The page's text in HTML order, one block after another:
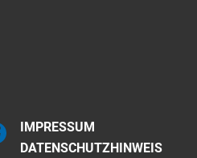
IMPRESSUM
DATENSCHUTZHINWEIS